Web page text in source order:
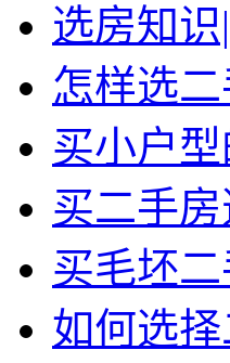
选房知
怎样选
买小户
买二手
买毛坯
如何选择